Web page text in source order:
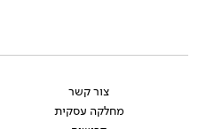
צור קשר
מחלקה עסקית